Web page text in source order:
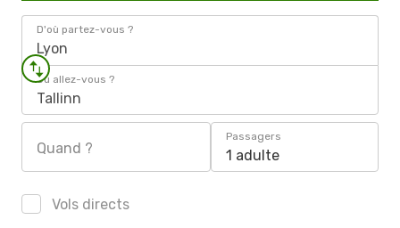
D'où partez-vous ?
Lyon
Où allez-vous ?
Tallinn
Quand ?
Passagers
1 adulte
Vols directs